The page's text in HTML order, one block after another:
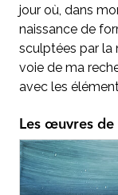
jour où, dans
naissance de
sculptées par la
voie de ma
avec les
Les œuvres